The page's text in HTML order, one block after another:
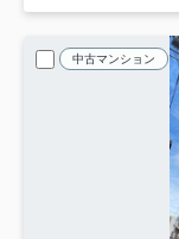
中古マンション